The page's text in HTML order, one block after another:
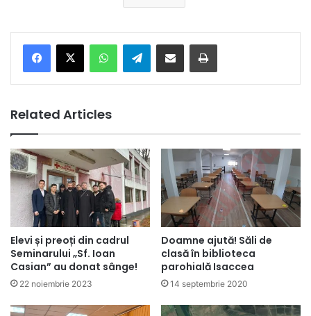
Telegram
Related Articles
Elevi și preoți din cadrul
Seminarului „Sf. Ioan
Casian” au donat sânge!
22 noiembrie 2023
Doamne ajută! Săli de
clasă în biblioteca
parohială Isaccea
14 septembrie 2020